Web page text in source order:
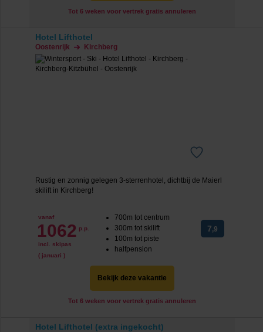
Tot 6 weken voor vertrek gratis annuleren
Hotel Lifthotel
Oostenrijk Kirchberg
Rustig en zonnig gelegen 3-sterrenhotel, dichtbij de Maierl
skilift in Kirchberg!
vanaf
1062 p.p.
incl. skipas
( januari )
700m tot centrum
300m tot skilift
100m tot piste
halfpension
7,9
Bekijk deze vakantie
Tot 6 weken voor vertrek gratis annuleren
Hotel Lifthotel (extra ingekocht)